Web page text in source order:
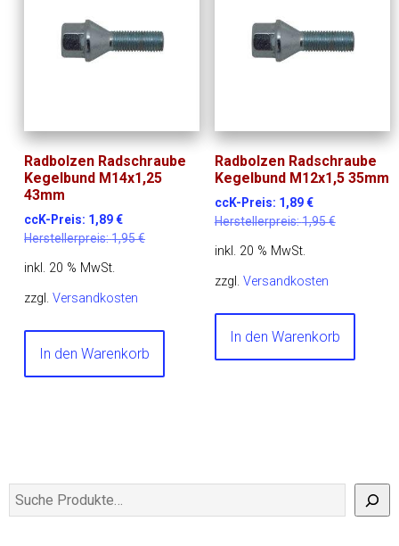
Radbolzen Radschraube
Kegelbund M14x1,25
43mm
ccK-Preis: 1,89€
Herstellerpreis:1,95€
inkl. 20 % MwSt.
zzgl.Versandkosten
In den Warenkorb
Radbolzen Radschraube
Kegelbund M12x1,5 35mm
ccK-Preis: 1,89€
Herstellerpreis:1,95€
inkl. 20 % MwSt.
zzgl. Versandkosten
In den Warenkorb